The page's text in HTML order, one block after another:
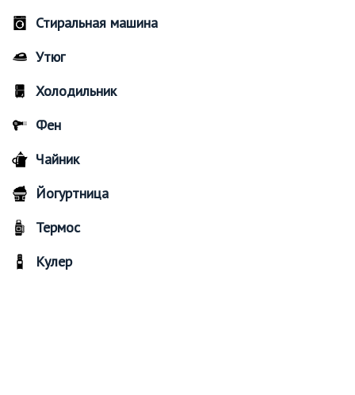
Стиральная машина
Утюг
Холодильник
Фен
Чайник
Йогуртница
Термос
Кулер